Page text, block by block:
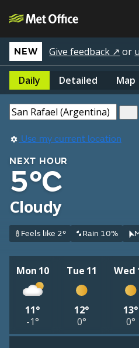
NEW Give feedback ↗ or
Daily Detailed Map
Use my current location
NEXT HOUR
5°C
Cloudy
Feels like 2° Rain 10%
Mon 10
11°
-1°
Tue 11
12°
0°
Wed
13°
0°